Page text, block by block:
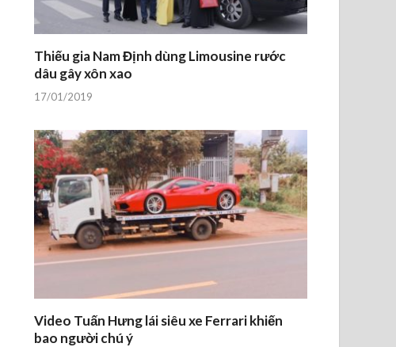
Thiếu gia Nam Định dùng Limousine rước
dâu gây xôn xao
17/01/2019
Video Tuấn Hưng lái siêu xe Ferrari khiến
bao người chú ý